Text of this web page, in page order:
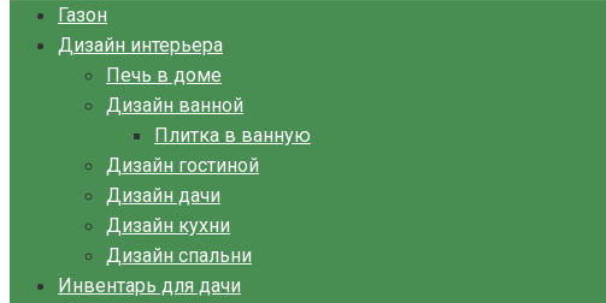
Газон
Дизайн интерьера
Печь в доме
Дизайн ванной
Плитка в ванную
Дизайн гостиной
Дизайн дачи
Дизайн кухни
Дизайн спальни
Инвентарь для дачи